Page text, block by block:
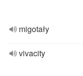
migotały
vivacity